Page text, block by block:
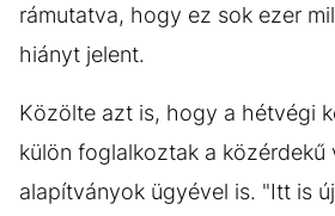
rámutatva, hogy ez sok ezer
hiányt jelent.
Közölte azt is, hogy a hétvégi
külön foglalkoztak a közérdekű
alapítványok ügyével is. "Itt is